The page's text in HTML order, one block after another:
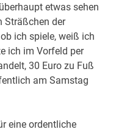
etwas sehen
Sträßchen der
ich spiele, weiß ich
ich im Vorfeld per
30 Euro zu Fuß
am Samstag
eine ordentliche